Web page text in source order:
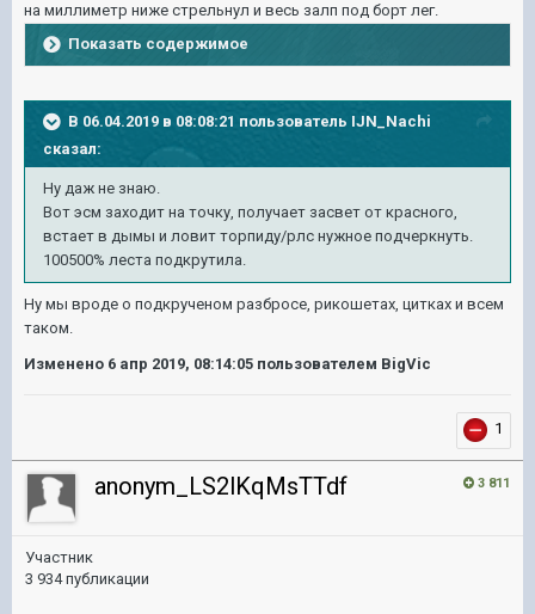
на миллиметр ниже стрельнул и весь залп под борт лег.
Показать содержимое
В 06.04.2019 в 08:08:21 пользователь IJN_Nachi
сказал:
Ну даж не знаю.
Вот эсм заходит на точку, получает засвет от красного,
встает в дымы и ловит торпиду/рлс нужное подчеркнуть.
100500% леста подкрутила.
Ну мы вроде о подкрученом разбросе, рикошетах, цитках и всем
таком.
Изменено 6 апр 2019, 08:14:05 пользователем BigVic
1
3 811
anonym_LS2lKqMsTTdf
Участник
3 934 публикации